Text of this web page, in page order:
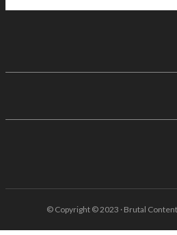
© Copyright © 2023 · Brutal